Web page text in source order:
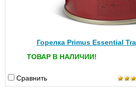
Горелка Primus Essential
ТОВАР В НАЛИЧИИ!
Сравнить